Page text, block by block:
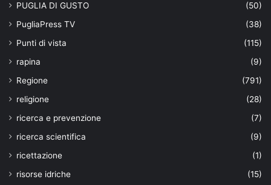
PUGLIA DI GUSTO
(50)
PugliaPress TV
(38)
Punti di vista
(115)
rapina
(9)
Regione
(791)
religione
(28)
ricerca e prevenzione
(7)
ricerca scientifica
(9)
ricettazione
(1)
risorse idriche
(15)